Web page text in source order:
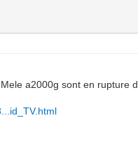
a2000g sont en rupture